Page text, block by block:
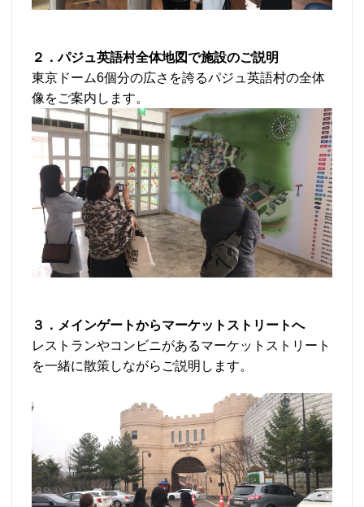
２．パジュ英語村全体地図で施設のご説明
東京ドーム6個分の広さを誇るパジュ英語村の全体
像をご案内します。
３．メインゲートからマーケットストリートへ
レストランやコンビニがあるマーケットストリート
を一緒に散策しながらご説明します。